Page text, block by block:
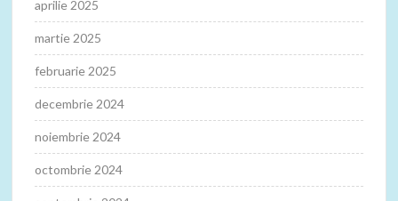
aprilie 2025
martie 2025
februarie 2025
decembrie 2024
noiembrie 2024
octombrie 2024